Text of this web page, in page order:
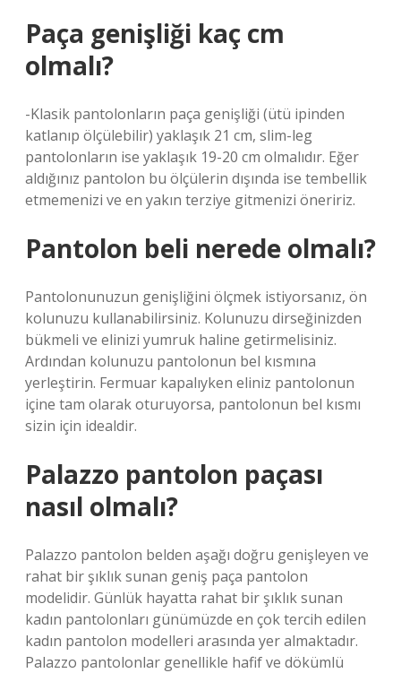
Paça genişliği kaç cm
olmalı?
-Klasik pantolonların paça genişliği (ütü ipinden
katlanıp ölçülebilir) yaklaşık 21 cm, slim-leg
pantolonların ise yaklaşık 19-20 cm olmalıdır. Eğer
aldığınız pantolon bu ölçülerin dışında ise tembellik
etmemenizi ve en yakın terziye gitmenizi öneririz.
Pantolon beli nerede olmalı?
Pantolonunuzun genişliğini ölçmek istiyorsanız, ön
kolunuzu kullanabilirsiniz. Kolunuzu dirseğinizden
bükmeli ve elinizi yumruk haline getirmelisiniz.
Ardından kolunuzu pantolonun bel kısmına
yerleştirin. Fermuar kapalıyken eliniz pantolonun
içine tam olarak oturuyorsa, pantolonun bel kısmı
sizin için idealdir.
Palazzo pantolon paçası
nasıl olmalı?
Palazzo pantolon belden aşağı doğru genişleyen ve
rahat bir şıklık sunan geniş paça pantolon
modelidir. Günlük hayatta rahat bir şıklık sunan
kadın pantolonları günümüzde en çok tercih edilen
kadın pantolon modelleri arasında yer almaktadır.
Palazzo pantolonlar genellikle hafif ve dökümlü